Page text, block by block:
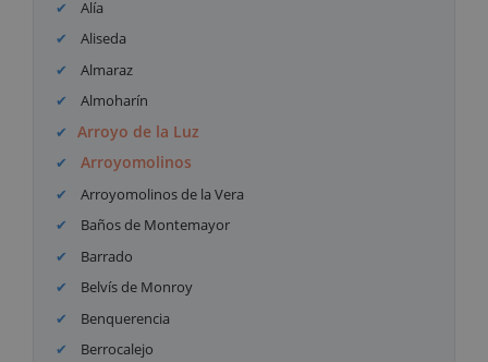
Alía
Aliseda
Almaraz
Almoharín
Arroyo de la Luz
Arroyomolinos
Arroyomolinos de la Vera
Baños de Montemayor
Barrado
Belvís de Monroy
Benquerencia
Berrocalejo